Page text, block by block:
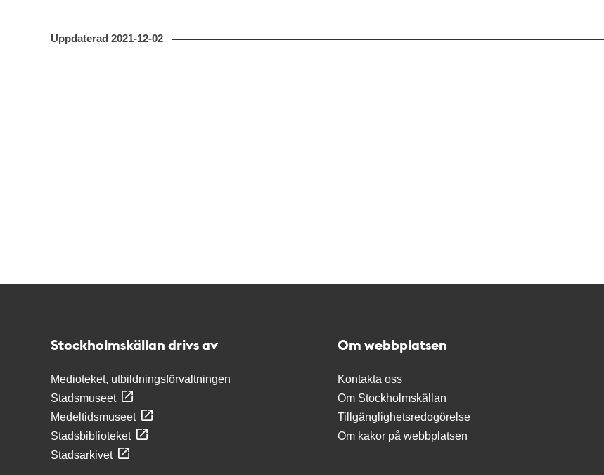
Uppdaterad 2021-12-02
Stockholmskällan drivs av
Medioteket, utbildningsförvaltningen
Stadsmuseet
Medeltidsmuseet
Stadsbiblioteket
Stadsarkivet
Om webbplatsen
Kontakta oss
Om Stockholmskällan
Tillgänglighetsredogörelse
Om kakor på webbplatsen